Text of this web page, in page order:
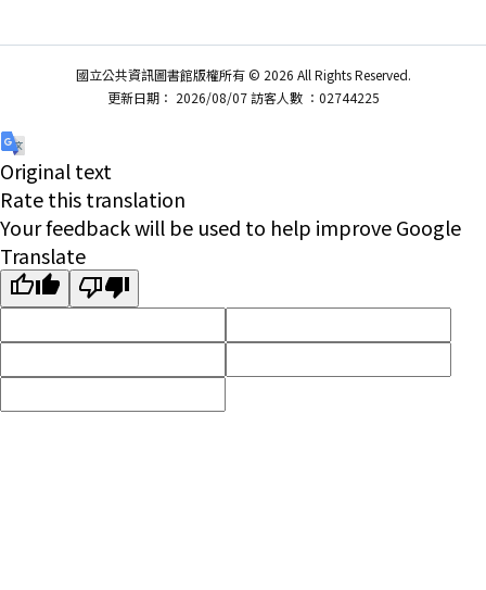
國立公共資訊圖書館版權所有 © 2026 All Rights Reserved.
更新日期： 2026/08/07 訪客人數 ：02744225
Original text
Rate this translation
Your feedback will be used to help improve Google
Translate